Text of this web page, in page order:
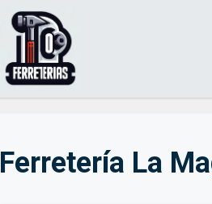
Ferretería La